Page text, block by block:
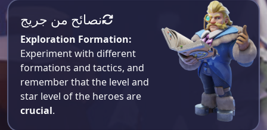
نصائح من جريج
Exploration Formation:
Experiment with different
formations and tactics, and
remember that the level and
star level of the heroes are
crucial.